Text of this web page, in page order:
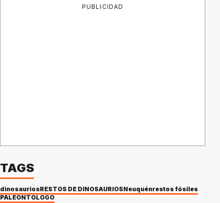
PUBLICIDAD
TAGS
dinosauriosRESTOS DE DINOSAURIOSNeuquénrestos fósiles
PALEONTÓLOGO